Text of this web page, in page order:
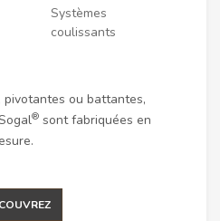
Systèmes
coulissants
pivotantes ou battantes,
® sont fabriquées en